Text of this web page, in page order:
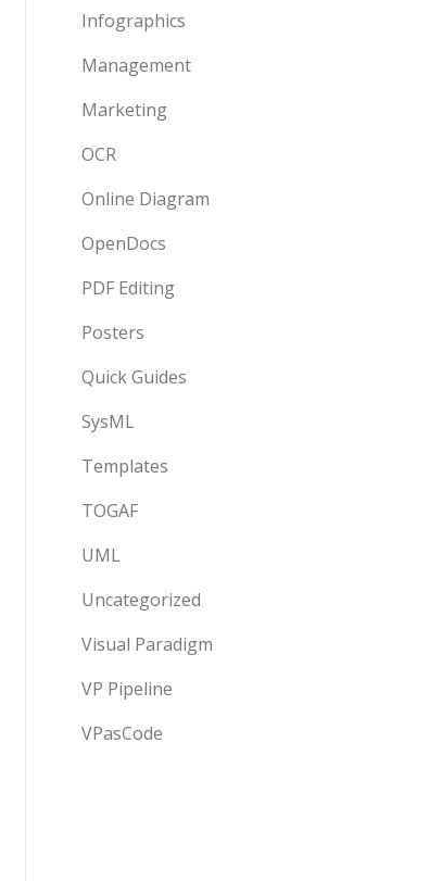
Infographics
Management
Marketing
OCR
Online Diagram
OpenDocs
PDF Editing
Posters
Quick Guides
SysML
Templates
TOGAF
UML
Uncategorized
Visual Paradigm
VP Pipeline
VPasCode